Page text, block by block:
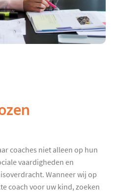
coaches niet alleen op hun
vaardigheden en
Wanneer wij op
coach voor uw kind, zoeken